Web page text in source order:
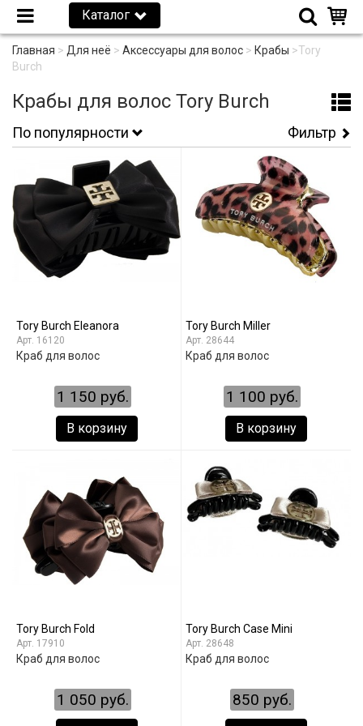
Каталог
Главная > Для неё > Аксессуары для волос > Крабы >Tory
Burch
Крабы для волос Tory Burch
По популярности Фильтр
Tory Burch Eleanora
16120
Краб для волос
1 150 руб.
В корзину
Tory Burch Miller
28644
Краб для волос
1 100 руб.
В корзину
Tory Burch Fold
17910
Краб для волос
1 050 руб.
Tory Burch Case Mini
28648
Краб для волос
850 руб.